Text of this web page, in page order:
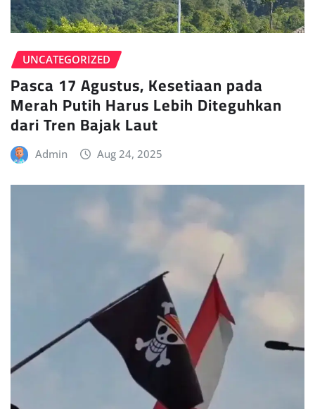
UNCATEGORIZED
Pasca 17 Agustus, Kesetiaan pada
Merah Putih Harus Lebih Diteguhkan
dari Tren Bajak Laut
Admin Aug 24, 2025